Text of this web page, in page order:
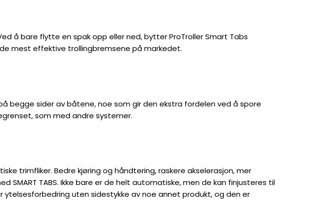
å bare flytte en spak opp eller ned, bytter ProTroller Smart Tabs
mest effektive trollingbremsene på markedet.
begge sider av båtene, noe som gir den ekstra fordelen ved å spore
som med andre systemer.
trimfliker. Bedre kjøring og håndtering, raskere akselerasjon, mer
SMART TABS. Ikke bare er de helt automatiske, men de kan finjusteres til
ytelsesforbedring uten sidestykke av noe annet produkt, og den er